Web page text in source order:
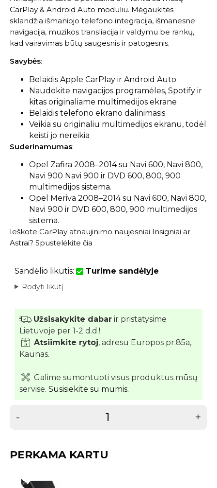
CarPlay & Android Auto moduliu. Mėgaukitės
sklandžia išmaniojo telefono integracija, išmanesne
navigacija, muzikos transliacija ir valdymu be rankų,
kad vairavimas būtų saugesnis ir patogesnis.
Savybės:
Belaidis Apple CarPlay ir Android Auto
Naudokite navigacijos programėles, Spotify ir
kitas originaliame multimedijos ekrane
Belaidis telefono ekrano dalinimasis
Veikia su originaliu multimedijos ekranu, todėl
keisti jo nereikia
Suderinamumas:
Opel Zafira 2008–2014 su Navi 600, Navi 800,
Navi 900 Navi 900 ir DVD 600, 800, 900
multimedijos sistema.
Opel Meriva 2008–2014 su Navi 600, Navi 800,
Navi 900 ir DVD 600, 800, 900 multimedijos
sistema.
Ieškote CarPlay atnaujinimo naujesniai Insigniai ar
Astrai? Spustelėkite čia
Sandėlio likutis: Turime sandėlyje
Rodyti likutį
Užsisakykite dabar ir pristatysime
Lietuvoje per 1-2 d.d.!
Atsiimkite rytoj, adresu Europos pr.85a,
Kaunas.
Galime sumontuoti visus produktus mūsų
servise. Susisiekite su mumis.
- +
PERKAMA KARTU